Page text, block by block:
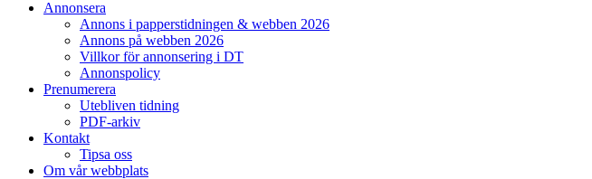
Annonsera
Annons i papperstidningen & webben 2026
Annons på webben 2026
Villkor för annonsering i DT
Annonspolicy
Prenumerera
Utebliven tidning
PDF-arkiv
Kontakt
Tipsa oss
Om vår webbplats